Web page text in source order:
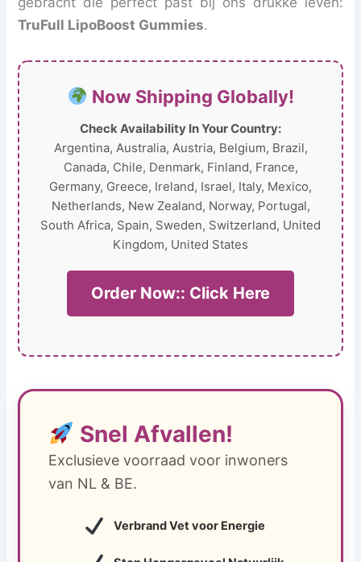
TruFull LipoBoost Gummies.
Now Shipping Globally!
Check Availability In Your Country:
Argentina, Australia, Austria, Belgium, Brazil,
Canada, Chile, Denmark, Finland, France,
Germany, Greece, Ireland, Israel, Italy, Mexico,
Netherlands, New Zealand, Norway, Portugal,
South Africa, Spain, Sweden, Switzerland, United
Kingdom, United States
Order Now:: Click Here
Snel Afvallen!
Exclusieve voorraad voor inwoners
van NL & BE.
Verbrand Vet voor Energie